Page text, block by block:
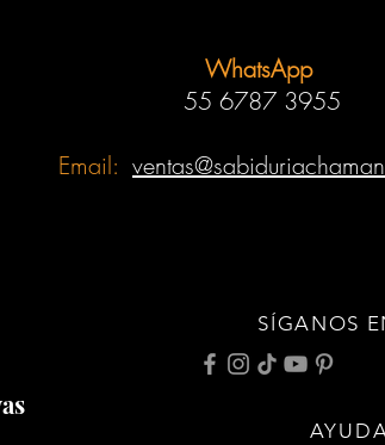
WhatsApp
55 6787 3955
Email:
SÍGANOS